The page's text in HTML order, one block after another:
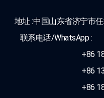
地址 :中国山东省济宁市
联系电话/WhatsApp :
+86
+86
+86